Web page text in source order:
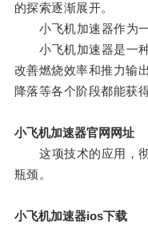
的探索逐渐展开。
小飞机加速器作为一
小飞机加速器是一种
改善燃烧效率和推力输
降落等各个阶段都能获
小飞机加速器官网网址
这项技术的应用，彻
瓶颈。
小飞机加速器ios下载